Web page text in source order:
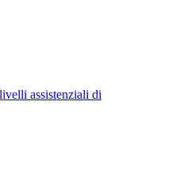
assistenziali di